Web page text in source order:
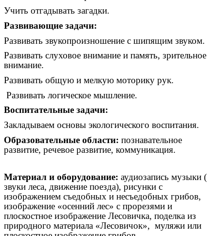
Учить отгадывать загадки.
Развивающие задачи:
Развивать звукопроизношение с шипящим звуком.
Развивать слуховое внимание и память, зрительное
внимание.
Развивать общую и мелкую моторику рук.
Развивать логическое мышление.
Воспитательные задачи:
Закладываем основы экологического воспитания.
Образовательные области: познавательное
развитие, речевое развитие, коммуникация.
Материал и оборудование: аудиозапись музыки (
звуки леса, движение поезда), рисунки с
изображением съедобных и несъедобных грибов,
изображение «осенний лес» с прорезями и
плоскостное изображение Лесовичка, поделка из
природного материала «Лесовичок», муляжи или